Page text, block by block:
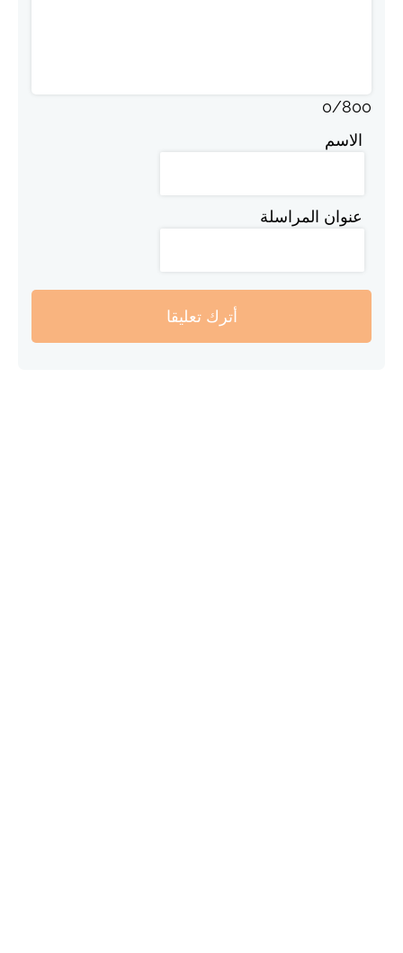
0/800
الاسم
عنوان المراسلة
أترك تعليقا